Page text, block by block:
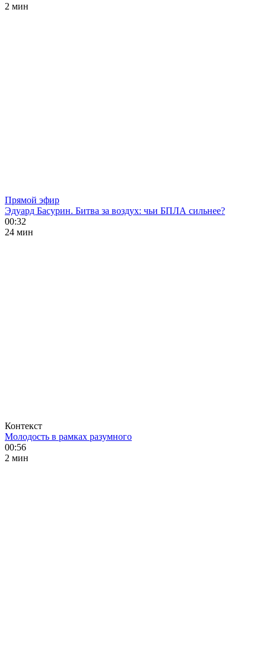
2 мин
Прямой эфир
Эдуард Басурин. Битва за воздух: чьи БПЛА сильнее?
00:32
24 мин
Контекст
Молодость в рамках разумного
00:56
2 мин